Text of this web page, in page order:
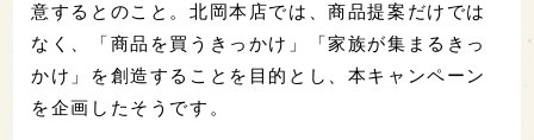
意するとのこと。北岡本店では、商品提案だけでは
なく、「商品を買うきっかけ」「家族が集まるきっ
かけ」を創造することを目的とし、本キャンペーン
を企画したそうです。